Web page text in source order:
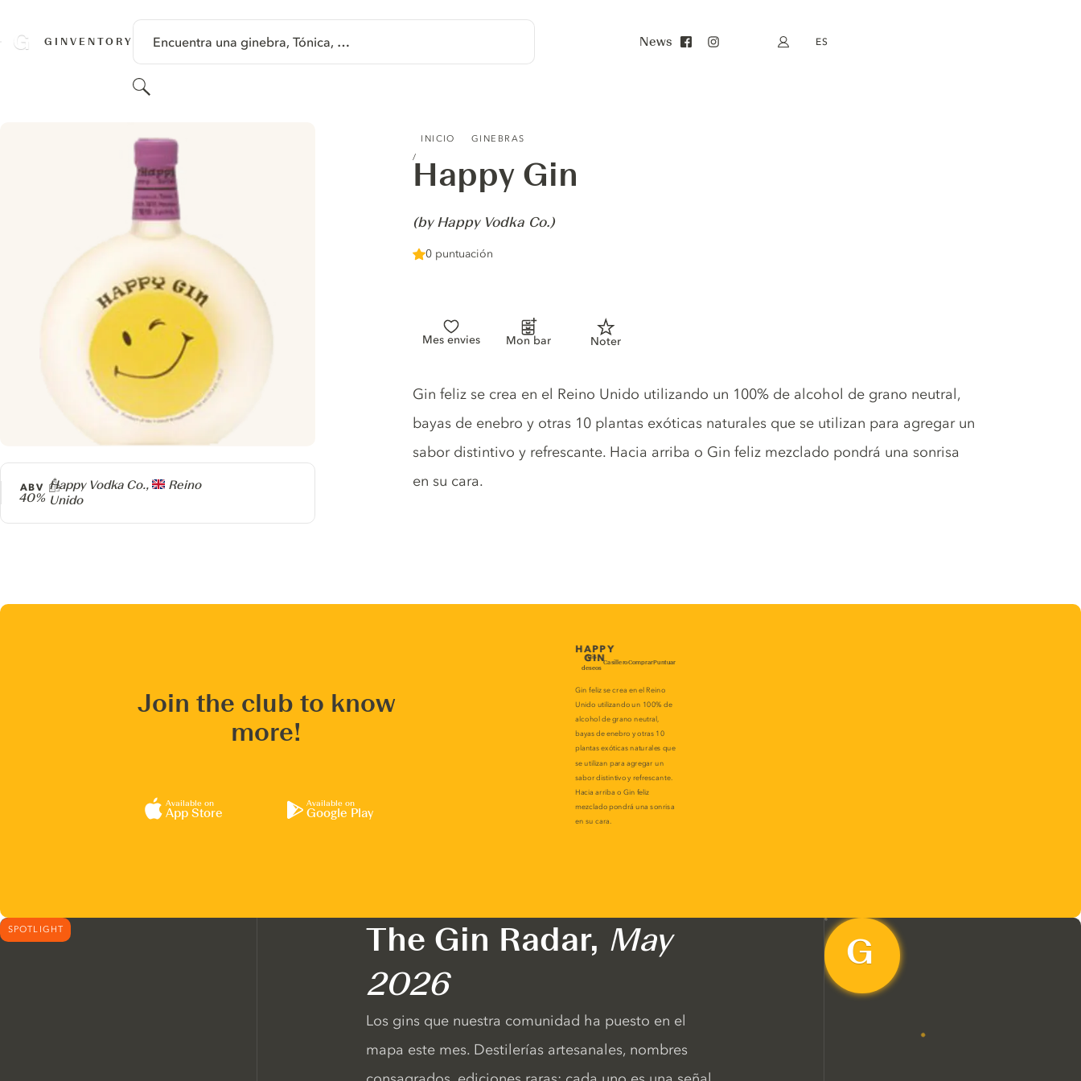
GINVENTORY Encuentra una ginebra, Tónica, …
Buscar
News Mi cuenta
ES
INICIO GINEBRAS
Happy Gin
-
(by Happy Vodka Co.)
0 puntuación
Mes envies Mon bar Noter
Producer
Happy Vodka Co.,
Reino
Unido
ABV
40%
Gin description
Gin feliz se crea en el Reino Unido utilizando un 100% de alcohol de grano neutral,
bayas de enebro y otras 10 plantas exóticas naturales que se utilizan para agregar un
sabor distintivo y refrescante. Hacia arriba o Gin feliz mezclado pondrá una sonrisa
en su cara.
Join the club to know
more!
Available on
App Store
Available on
Google Play
SPOTLIGHT The Gin Radar, May
2026
Los gins que nuestra comunidad ha puesto en el
mapa este mes. Destilerías artesanales, nombres